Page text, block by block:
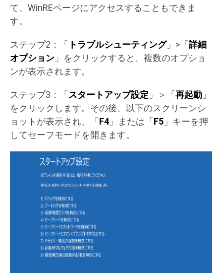
て、WinREページにアクセスすることもできま
す。
ステップ2：「 トラブルシューティング」>「 詳細
オプション 」をクリックすると、複数のオプショ
ンが表示されます。
ステップ3：「 スタートアップ設定 」＞「 再起動 」
をクリックします。その後、以下のスクリーンシ
ョットが表示され、「 F4 」または「 F5 」キーを押
してセーフモードを開きます。